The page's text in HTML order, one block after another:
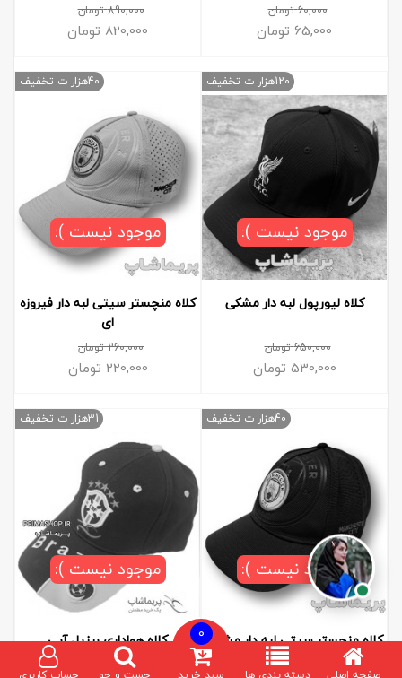
0
60,000تومان
65,000 تومان
890,000تومان
820,000 تومان
کلاه لیورپول لبه دار مشکی
650,000تومان
530,000 تومان
120هزار ت تخفیف
موجود نیست ):
کلاه منچستر سیتی لبه دار فیروزه
ای
260,000تومان
220,000 تومان
40هزار ت تخفیف
موجود نیست ):
کلاه منچستر سیتی لبه دار مشکی
40هزار ت تخفیف
موجود نیست ):
کلاه هواداری برزیل آبی
31هزار ت تخفیف
موجود نیست ):